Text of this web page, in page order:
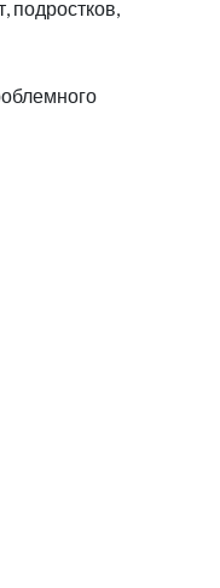
подростков,